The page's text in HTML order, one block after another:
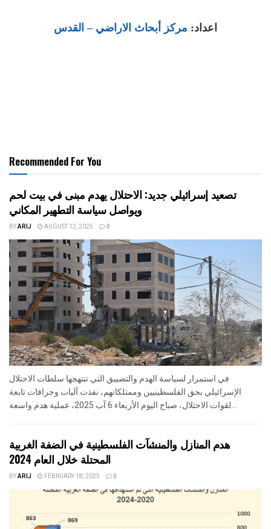
اعداد: مركز أبحاث الاراضي – القدس
Recommended For You
تصعيد إسرائيلي جديد: الاحتلال يهدم مبنى في بيت لحم
ويواصل سياسة التطهير المكاني
BYARIJ AUGUST 12, 2025 0
في استمرار لسياسة الهدم والتضييق التي تنتهجها سلطات الاحتلال
الإسرائيلي بحق الفلسطينيين وممتلكاتهم، نفذت آليات وجرافات تابعة
هدم المنازل والمنشآت الفلسطينية في الضفة الغربية
المحتلة خلال العام 2024
BYARIJ FEBRUARY 18, 2025 0